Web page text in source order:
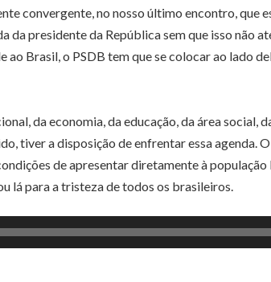
convergente, no nosso último encontro, que
presidente da República sem que isso não
ao Brasil, o PSDB tem que se colocar ao lado
da economia, da educação, da área social,
tiver a disposição de enfrentar essa agenda.
de apresentar diretamente à
lá para a tristeza de todos os brasileiros.